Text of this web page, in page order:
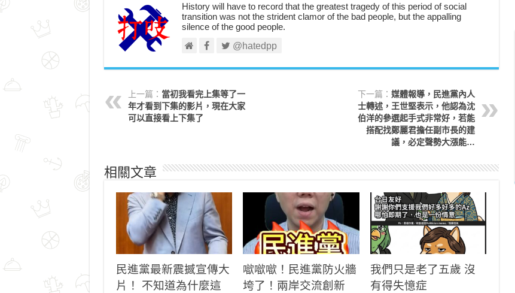
History will have to record that the greatest tragedy of this period of social
transition was not the strident clamor of the bad people, but the appalling
silence of the good people.
@hatedpp
上一篇： 當初我看完上集等了一
年才看到下集的影片，現在大家
可以直接看上下集了
下一篇： 媒體報導，民進黨內人
士轉述，王世堅表示，他認為沈
伯洋的參選起手式非常好，若能
搭配找鄭麗君擔任副市長的建
議，必定聲勢大漲能…
相關文章
民進黨最新震撼宣傳大
片！ 不知道為什麼這
噷噷噷！民進黨防火牆
垮了！兩岸交流創新
我們只是老了五歲 沒
有得失憶症